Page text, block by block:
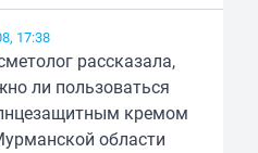
17:38
рассказала,
ли пользоваться
кремом
области